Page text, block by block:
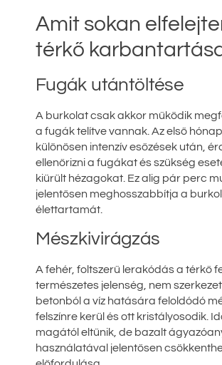
Amit sokan
térkő
Fugák utántöltése
A burkolat csak akkor működik
a fugák telítve vannak. Az első
különösen intenzív esőzések után,
ellenőrizni a fugákat és szükség
kiürült hézagokat. Ez alig pár perc
jelentősen meghosszabbítja a
élettartamát.
Mészkivirágzás
A fehér, foltszerű lerakódás a térkő
természetes jelenség, nem
betonból a víz hatására feloldódó
felszínre kerül és ott kristályosodik.
magától eltűnik, de bazalt
használatával jelentősen